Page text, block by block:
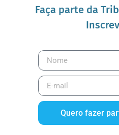
Faça parte da
Quero fazer